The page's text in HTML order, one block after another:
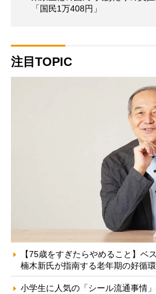
「国民1万408円」
注目TOPIC
【75歳をすぎたらやめること】ベ
楠木新氏が指南する老年期の好循
小学生に人気の「シール流通事情